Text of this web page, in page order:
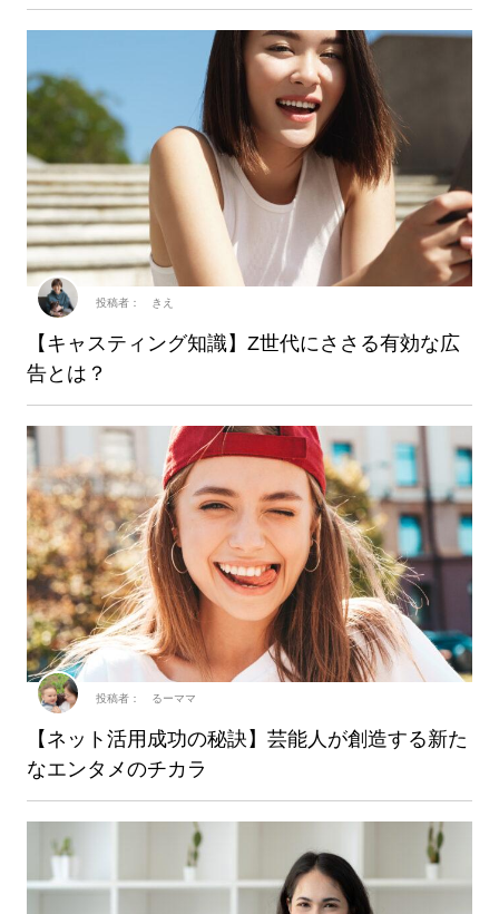
【キャスティング知識】Z世代にささる有効な広
告とは？
投稿者： きえ
【ネット活用成功の秘訣】芸能人が創造する新た
なエンタメのチカラ
投稿者： るーママ